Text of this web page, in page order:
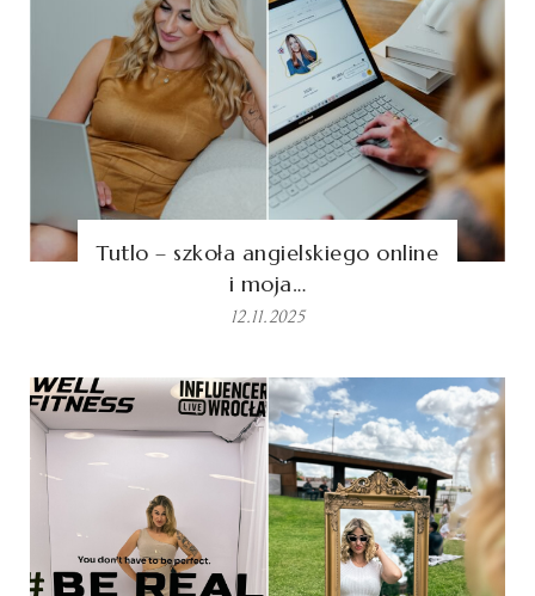
Tutlo – szkoła angielskiego online
i moja…
12.11.2025